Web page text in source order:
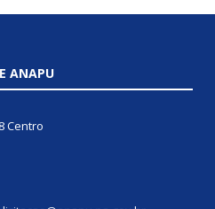
ANAPU
Centro